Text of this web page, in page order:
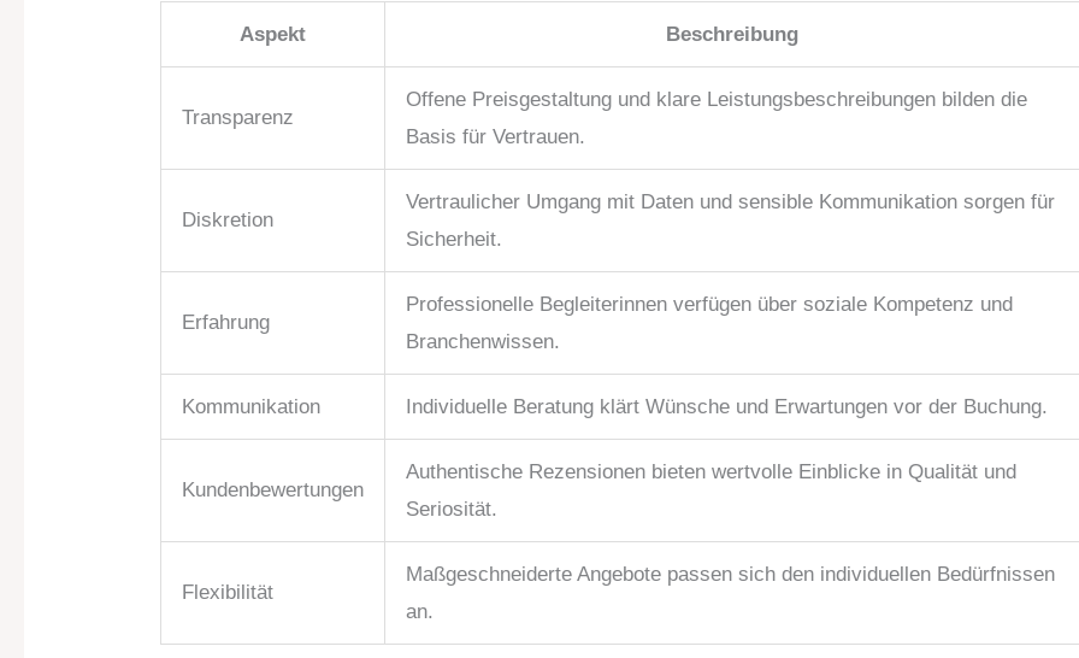
Aspekt Beschreibung
Transparenz
Offene Preisgestaltung und klare Leistungsbeschreibungen bilden die
Basis für Vertrauen.
Diskretion
Vertraulicher Umgang mit Daten und sensible Kommunikation sorgen für
Sicherheit.
Erfahrung
Professionelle Begleiterinnen verfügen über soziale Kompetenz und
Branchenwissen.
Kommunikation Individuelle Beratung klärt Wünsche und Erwartungen vor der Buchung.
Kundenbewertungen
Authentische Rezensionen bieten wertvolle Einblicke in Qualität und
Seriosität.
Flexibilität
Maßgeschneiderte Angebote passen sich den individuellen Bedürfnissen
an.